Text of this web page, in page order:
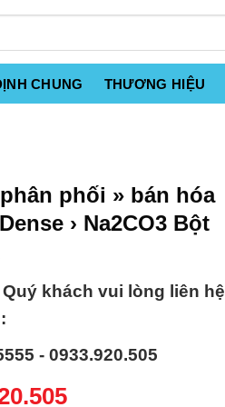
CHUNG THƯƠNG HIỆU
phối » bán hóa
› Na2CO3 Bột
khách vui lòng liên hệ
- 0933.920.505